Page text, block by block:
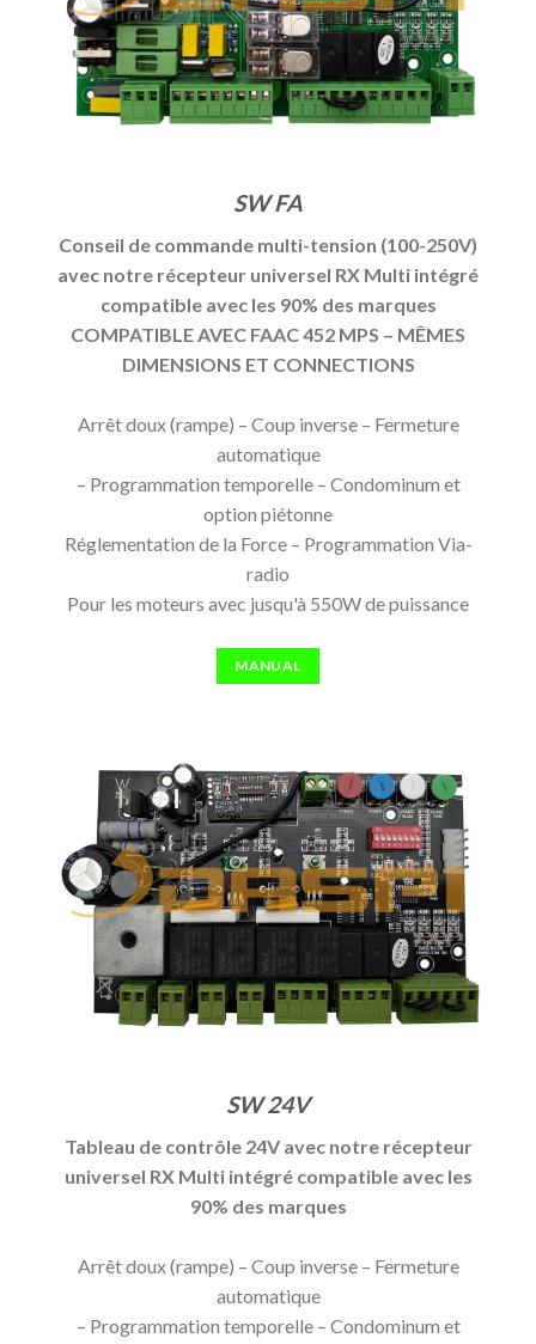
SW FA
Conseil de commande multi-tension (100-250V)
avec notre récepteur universel RX Multi intégré
compatible avec les 90% des marques
COMPATIBLE AVEC FAAC 452 MPS – MÊMES
DIMENSIONS ET CONNECTIONS
Arrêt doux (rampe) – Coup inverse – Fermeture
automatique
– Programmation temporelle – Condominum et
option piétonne
Réglementation de la Force – Programmation Via-
radio
Pour les moteurs avec jusqu'à 550W de puissance
MANUAL
SW 24V
Tableau de contrôle 24V avec notre récepteur
universel RX Multi intégré compatible avec les
90% des marques
Arrêt doux (rampe) – Coup inverse – Fermeture
automatique
– Programmation temporelle – Condominum et